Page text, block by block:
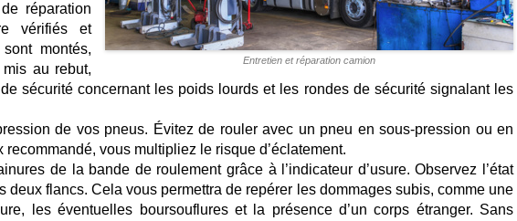
Entretien et réparation camion
réparation
vérifiés et
montés,
au rebut,
sécurité concernant les poids lourds et les rondes de sécurité signalant les
de vos pneus. Évitez de rouler avec un pneu en sous-pression ou en
vous multipliez le risque d’éclatement.
de la bande de roulement grâce à l’indicateur d’usure. Observez l’état
deux flancs. Cela vous permettra de repérer les dommages subis, comme une
les éventuelles boursouflures et la présence d’un corps étranger. Sans